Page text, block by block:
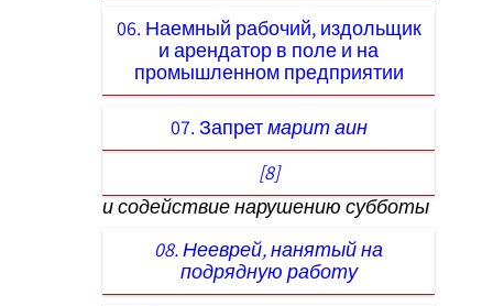
06. Наемный рабочий, издольщик
и арендатор в поле и на
промышленном предприятии
07. Запретмарит аин
[8]
и содействие нарушению субботы
08. Нееврей, нанятый на
подрядную работу